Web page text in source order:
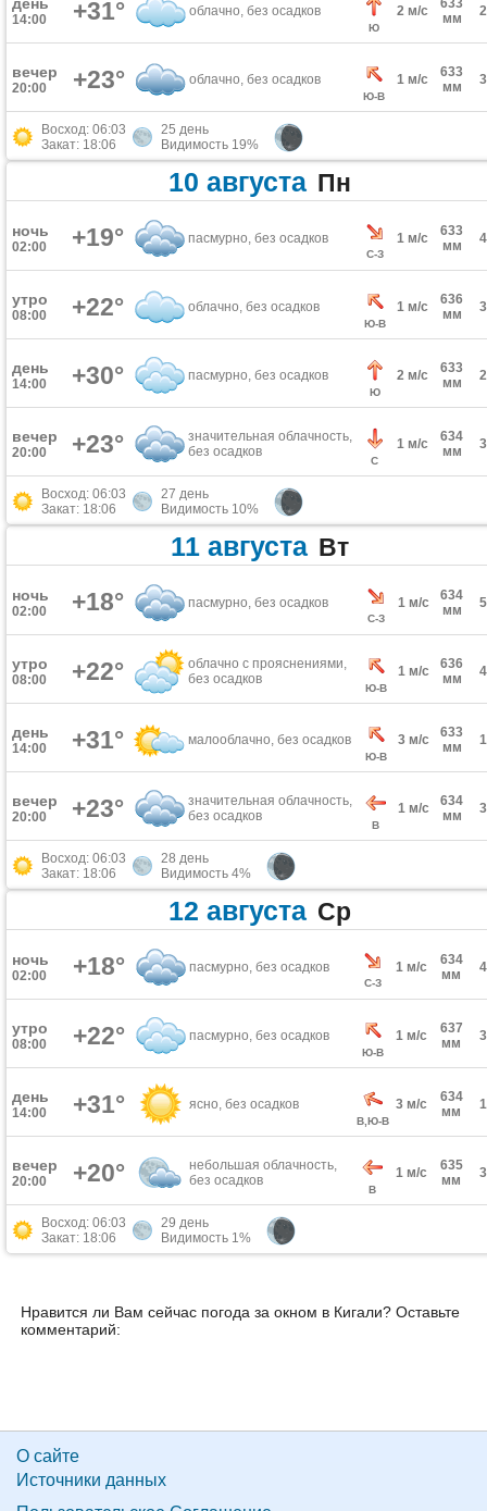
14:00 +31° облачно, без осадков
Ю
2 м/с
633
мм
вечер
20:00 +23° облачно, без осадков
Ю-В
1 м/с
633
мм
Восход: 06:03
Закат: 18:06
25 день
Видимость 19%
10 августа Пн
ночь
02:00 +19° пасмурно, без осадков
С-З
1 м/с
633
мм
утро
08:00 +22° облачно, без осадков
Ю-В
1 м/с
636
мм
день
14:00 +30° пасмурно, без осадков
Ю
2 м/с
633
мм
вечер
20:00 +23°
значительная облачность,
без осадков
С
1 м/с
634
мм
Восход: 06:03
Закат: 18:06
27 день
Видимость 10%
11 августа Вт
ночь
02:00 +18° пасмурно, без осадков
С-З
1 м/с
634
мм
утро
08:00 +22°
облачно с прояснениями,
без осадков
Ю-В
1 м/с
636
мм
день
14:00 +31° малооблачно, без осадков
Ю-В
3 м/с
633
мм
вечер
20:00 +23°
значительная облачность,
без осадков
В
1 м/с
634
мм
Восход: 06:03
Закат: 18:06
28 день
Видимость 4%
12 августа Ср
ночь
02:00 +18° пасмурно, без осадков
С-З
1 м/с
634
мм
утро
08:00 +22° пасмурно, без осадков
Ю-В
1 м/с
637
мм
день
14:00 +31° ясно, без осадков
В,Ю-В
3 м/с
634
мм
вечер
20:00 +20°
небольшая облачность,
без осадков
В
1 м/с
635
мм
Восход: 06:03
Закат: 18:06
29 день
Видимость 1%
Нравится ли Вам сейчас погода за окном в Кигали? Оставьте
комментарий:
О сайте
Источники данных